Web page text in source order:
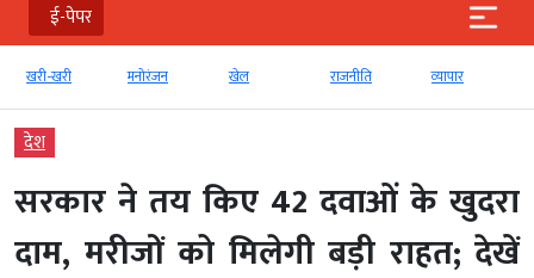
ई-पेपर
खरी-खरी मनोरंजन खेल राजनीति व्‍यापार
देश
सरकार ने तय किए 42 दवाओं के खुदरा
दाम, मरीजों को मिलेगी बड़ी राहत; देखें